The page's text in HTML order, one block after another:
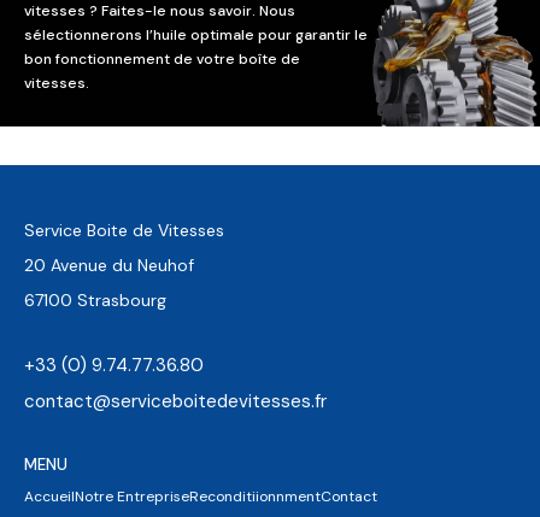
vitesses ? Faites-le nous savoir. Nous
sélectionnerons l’huile optimale pour garantir le
bon fonctionnement de votre boîte de
vitesses.
Service Boite de Vitesses
20 Avenue du Neuhof
67100 Strasbourg
+33 (0) 9.74.77.36.80
contact@serviceboitedevitesses.fr
MENU
AccueilNotre EntrepriseReconditiionnmentContact